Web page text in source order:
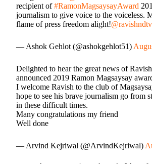
recipient of#RamonMagsaysayAward
journalism to give voice to the voiceless.
flame of press freedom alight!@ravishndtv
— Ashok Gehlot (@ashokgehlot51)
Delighted to hear the great news of
announced 2019 Ramon Magsaysay
I welcome Ravish to the club of
hope to see his brave journalism go from
in these difficult times.
Many congratulations my friend
Well done
— Arvind Kejriwal (@ArvindKejriwal)